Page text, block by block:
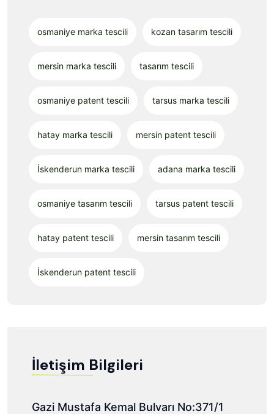
osmaniye marka tescili kozan tasarım tescili
mersin marka tescili tasarım tescili
osmaniye patent tescili tarsus marka tescili
hatay marka tescili mersin patent tescili
İskenderun marka tescili adana marka tescili
osmaniye tasarım tescili tarsus patent tescili
hatay patent tescili mersin tasarım tescili
İskenderun patent tescili
İletişim Bilgileri
Gazi Mustafa Kemal Bulvarı No:371/1